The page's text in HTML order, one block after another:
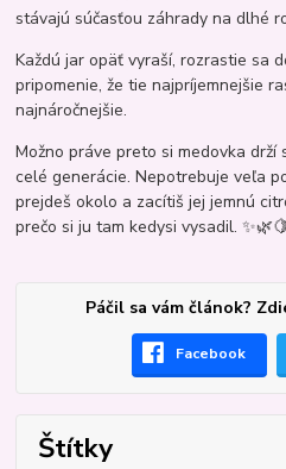
stávajú súčasťou záhrady na dlhé
Každú jar opäť vyraší, rozrastie sa
pripomenie, že tie najpríjemnejšie
najnáročnejšie.
Možno práve preto si medovka drží
celé generácie. Nepotrebuje veľa
prejdeš okolo a zacítiš jej jemnú
prečo si ju tam kedysi vysadil.
Páčil sa vám článok?
Facebook
Štítky